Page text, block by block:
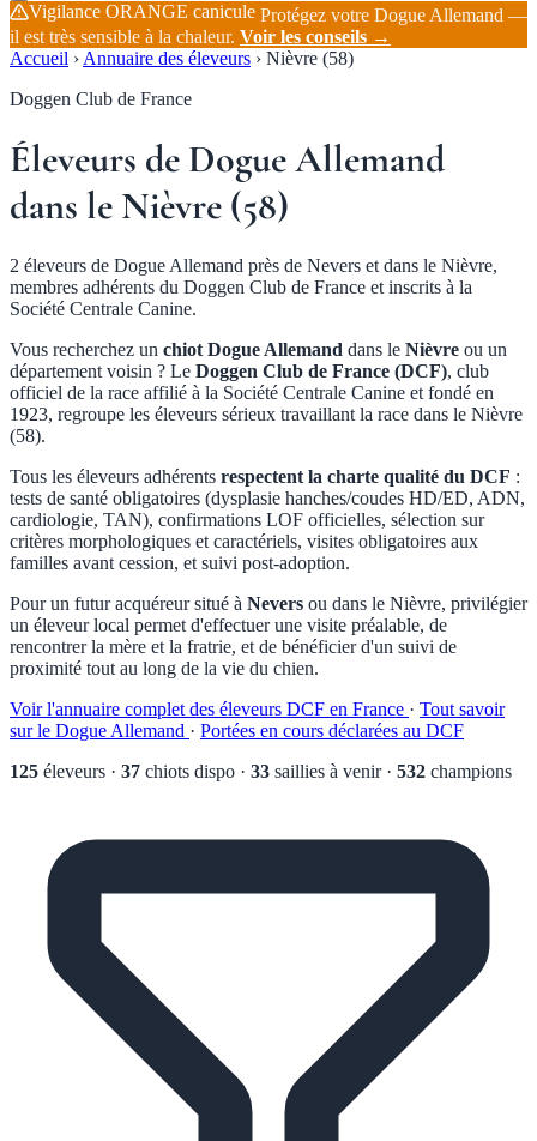
Vigilance ORANGE canicule Protégez votre Dogue Allemand —
il est très sensible à la chaleur. Voir les conseils →
Accueil › Annuaire des éleveurs › Nièvre (58)
Doggen Club de France
Éleveurs de Dogue Allemand
dans le Nièvre (58)
2 éleveurs de Dogue Allemand près de Nevers et dans le Nièvre,
membres adhérents du Doggen Club de France et inscrits à la
Société Centrale Canine.
Vous recherchez un chiot Dogue Allemand dans le Nièvre ou un
département voisin ? Le Doggen Club de France (DCF), club
officiel de la race affilié à la Société Centrale Canine et fondé en
1923, regroupe les éleveurs sérieux travaillant la race dans le Nièvre
(58).
Tous les éleveurs adhérents respectent la charte qualité du DCF :
tests de santé obligatoires (dysplasie hanches/coudes HD/ED, ADN,
cardiologie, TAN), confirmations LOF officielles, sélection sur
critères morphologiques et caractériels, visites obligatoires aux
familles avant cession, et suivi post-adoption.
Pour un futur acquéreur situé à Nevers ou dans le Nièvre, privilégier
un éleveur local permet d'effectuer une visite préalable, de
rencontrer la mère et la fratrie, et de bénéficier d'un suivi de
proximité tout au long de la vie du chien.
Voir l'annuaire complet des éleveurs DCF en France · Tout savoir
sur le Dogue Allemand · Portées en cours déclarées au DCF
125 éleveurs · 37 chiots dispo · 33 saillies à venir · 532 champions